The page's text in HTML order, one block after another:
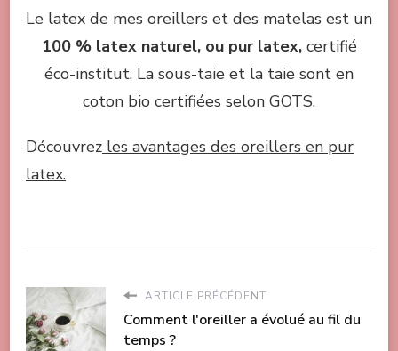
Le latex de mes oreillers et des matelas est un
100 % latex naturel, ou pur latex,certifié
éco-institut. La sous-taie et la taie sont en
coton bio certifiées selon GOTS.
Découvrez les avantages des oreillers en pur
latex.
ARTICLE PRÉCÉDENT
Comment l'oreiller a évolué au fil du
temps ?